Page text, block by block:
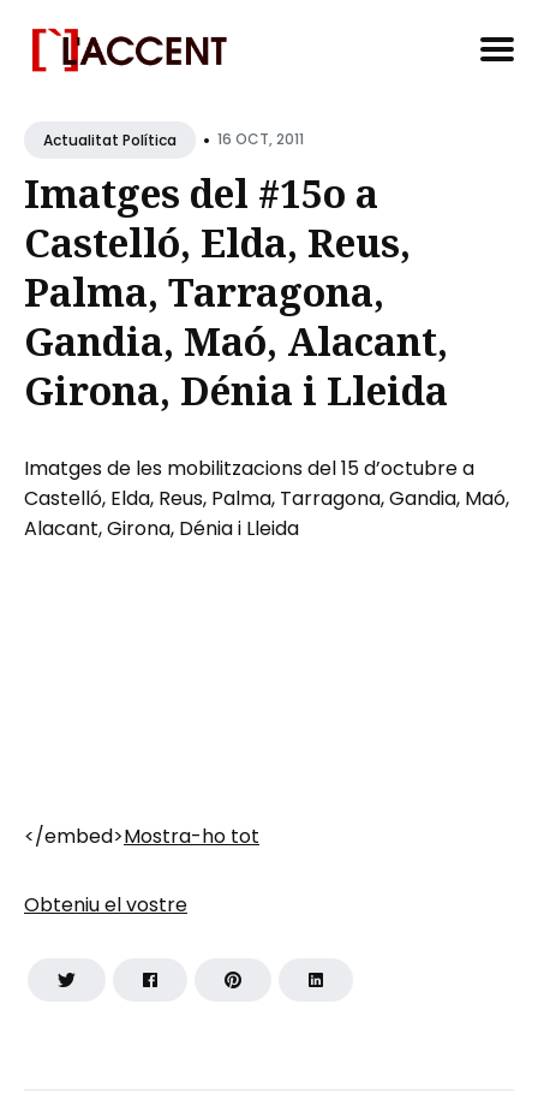
forActualitat Política • 16 OCT, 2011
Imatges del #15o a
Castelló, Elda, Reus,
Palma, Tarragona,
Gandia, Maó, Alacant,
Girona, Dénia i Lleida
Imatges de les mobilitzacions del 15 d’octubre a
Castelló, Elda, Reus, Palma, Tarragona, Gandia, Maó,
Alacant, Girona, Dénia i Lleida
</embed>Mostra-ho tot
Obteniu el vostre